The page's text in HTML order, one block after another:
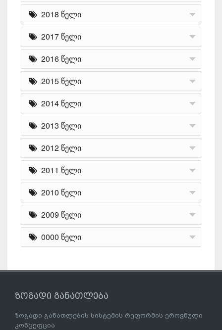
2018 წელი
2017 წელი
2016 წელი
2015 წელი
2014 წელი
2013 წელი
2012 წელი
2011 წელი
2010 წელი
2009 წელი
0000 წელი
ზოგადი განათლება
ზოგადი განათლების სისტემის რეფორმის ეროვნული
კონცეფცია